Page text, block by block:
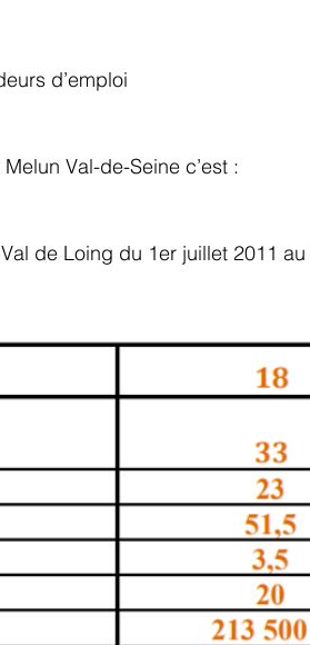
d’emploi
Val-de-Seine c’est :
de Loing du 1er juillet 2011